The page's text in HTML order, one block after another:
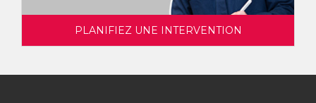
PLANIFIEZ UNE INTERVENTION